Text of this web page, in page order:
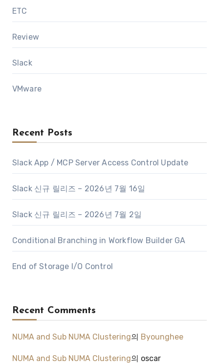
ETC
Review
Slack
VMware
Recent Posts
Slack App / MCP Server Access Control Update
Slack 신규 릴리즈 – 2026년 7월 16일
Slack 신규 릴리즈 – 2026년 7월 2일
Conditional Branching in Workflow Builder GA
End of Storage I/O Control
Recent Comments
NUMA and Sub NUMA Clustering의 Byounghee
NUMA and Sub NUMA Clustering의 oscar